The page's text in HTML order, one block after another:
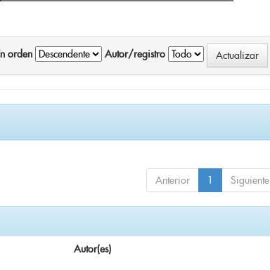
orden Autor/registro
Anterior 1 Siguiente
Autor(es)